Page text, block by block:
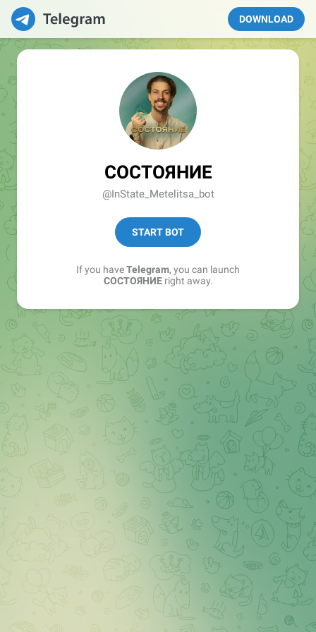
DOWNLOAD
СОСТОЯНИЕ
@InState_Metelitsa_bot
START BOT
If you haveTelegram, you can launch
СОСТОЯНИЕright away.